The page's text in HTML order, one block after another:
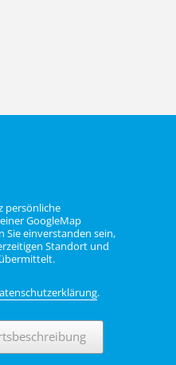
persönliche
GoogleMap
Sie einverstanden sein,
Standort und
.